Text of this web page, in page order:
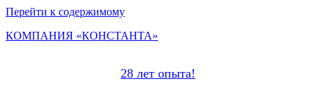
Перейти к содержимому
КОМПАНИЯ «КОНСТАНТА»
28 лет опыта!